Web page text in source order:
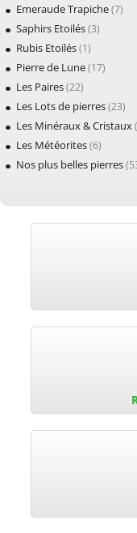
Emeraude Trapiche(7)
Saphirs Etoilés(3)
Rubis Etoilés(1)
Pierre de Lune(17)
Les Paires(22)
Les Lots de pierres(23)
Les Minéraux & Cristaux
Les Météorites(6)
Nos plus belles pierres